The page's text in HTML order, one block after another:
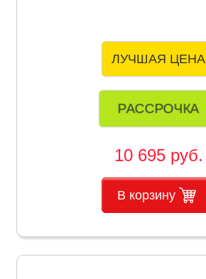
ЛУЧШАЯ ЦЕНА
РАССРОЧКА
10 695 руб.
В корзину